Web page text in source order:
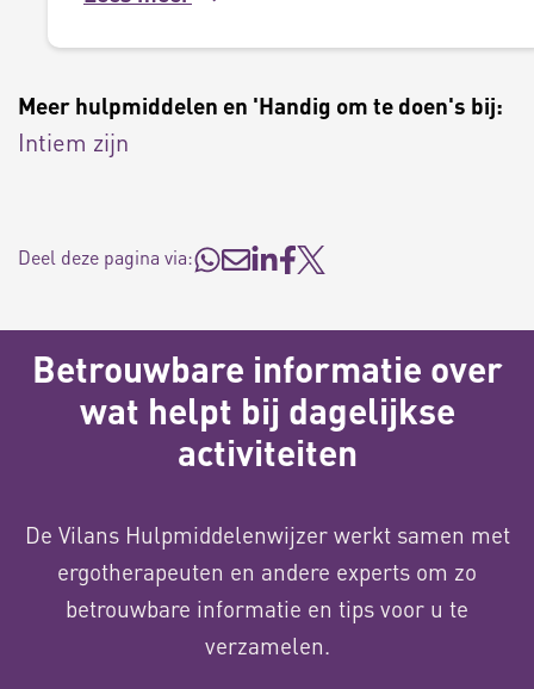
Meer hulpmiddelen en 'Handig om te doen's bij:
Intiem zijn
Deel deze pagina via:
Betrouwbare informatie over
wat helpt bij dagelijkse
activiteiten
De Vilans Hulpmiddelenwijzer werkt samen met
ergotherapeuten en andere experts om zo
betrouwbare informatie en tips voor u te
verzamelen.